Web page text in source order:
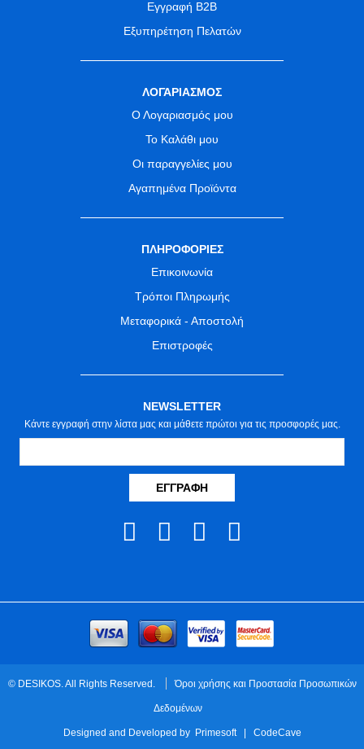
Εγγραφή B2B
Εξυπηρέτηση Πελατών
ΛΟΓΑΡΙΑΣΜΟΣ
Ο Λογαριασμός μου
Το Καλάθι μου
Οι παραγγελίες μου
Αγαπημένα Προϊόντα
ΠΛΗΡΟΦΟΡΙΕΣ
Επικοινωνία
Τρόποι Πληρωμής
Μεταφορικά - Αποστολή
Επιστροφές
NEWSLETTER
Κάντε εγγραφή στην λίστα μας και μάθετε πρώτοι για τις προσφορές μας.
ΕΓΓΡΑΦΉ
© DESIKOS. All Rights Reserved.
Όροι χρήσης και Προστασία Προσωπικών
Δεδομένων
Designed and Developed by Primesoft| CodeCave